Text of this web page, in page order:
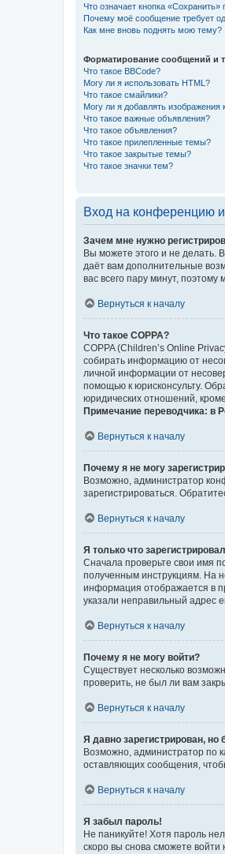
Что означает кнопка
Почему моё сообщение требует
Как мне вновь поднять мою тему?
Форматирование сообщений и
Что такое BBCode?
Могу ли я использовать HTML?
Что такое смайлики?
Могу ли я добавлять
Что такое важные объявления?
Что такое объявления?
Что такое прилепленные темы?
Что такое закрытые темы?
Что такое значки тем?
Вход на конференцию и
Зачем мне нужно
Вы можете этого и не делать.
даёт вам дополнительные
вас всего пару минут,
Вернуться к началу
Что такое COPPA?
COPPA (Children’s Online
собирать информацию от
личной информации от
помощью к юрисконсульту.
юридических отношений,
Примечание переводчика: в
Вернуться к началу
Почему я не могу
Возможно, администратор
зарегистрироваться.
Вернуться к началу
Я только что
Сначала проверьте свои имя
полученным инструкциям. На
информация отображается в
указали неправильный адрес
Вернуться к началу
Почему я не могу войти?
Существует несколько
проверить, не был ли вам
Вернуться к началу
Я давно зарегистрирован, но
Возможно, администратор по
оставляющих сообщения,
Вернуться к началу
Я забыл пароль!
Не паникуйте! Хотя пароль
скоро вы снова сможете